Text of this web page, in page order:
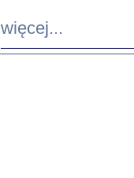
więcej...